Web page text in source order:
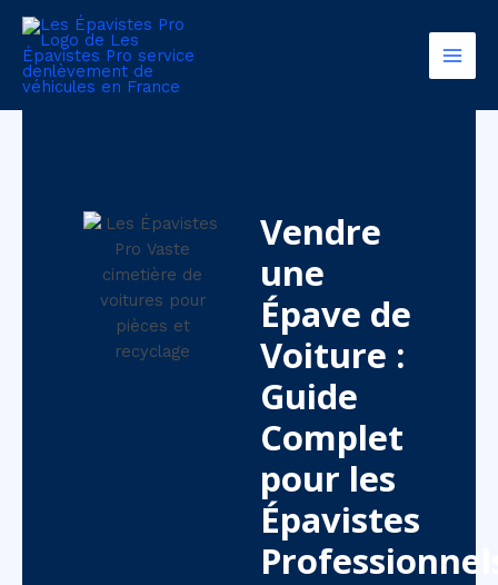
contenu
Vendre
une
Épave de
Voiture :
Guide
Complet
pour les
Épavistes